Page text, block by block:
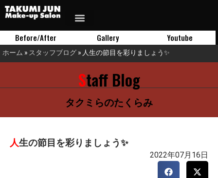
Before/After Gallery Youtube
ホーム » スタッフブログ » 人生の節目を彩りましょう✨
Staff Blog
タクミらのたくらみ
人生の節目を彩りましょう✨
2022年07月16日